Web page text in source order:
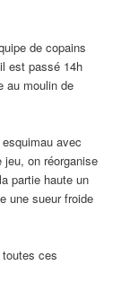
de copains
est passé 14h
au moulin de
avec
on réorganise
partie haute un
une sueur froide
ces